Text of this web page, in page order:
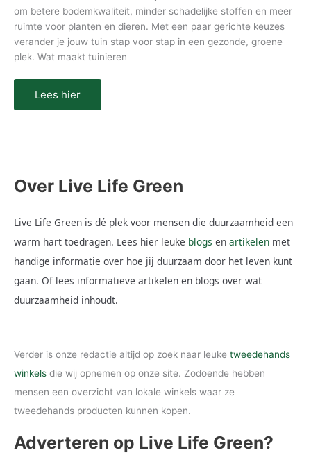
om betere bodemkwaliteit, minder schadelijke stoffen en meer
ruimte voor planten en dieren. Met een paar gerichte keuzes
verander je jouw tuin stap voor stap in een gezonde, groene
plek. Wat maakt tuinieren
Lees hier
Over Live Life Green
Live Life Green is dé plek voor mensen die duurzaamheid een
warm hart toedragen. Lees hier leuke blogs en artikelen met
handige informatie over hoe jij duurzaam door het leven kunt
gaan. Of lees informatieve artikelen en blogs over wat
duurzaamheid inhoudt.
Verder is onze redactie altijd op zoek naar leuke tweedehands
winkels die wij opnemen op onze site. Zodoende hebben
mensen een overzicht van lokale winkels waar ze
tweedehands producten kunnen kopen.
Adverteren op Live Life Green?